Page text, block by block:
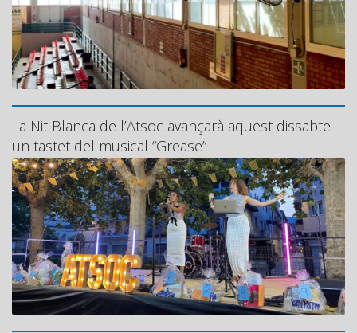
La Nit Blanca de l’Atsoc avançarà aquest dissabte
un tastet del musical “Grease”